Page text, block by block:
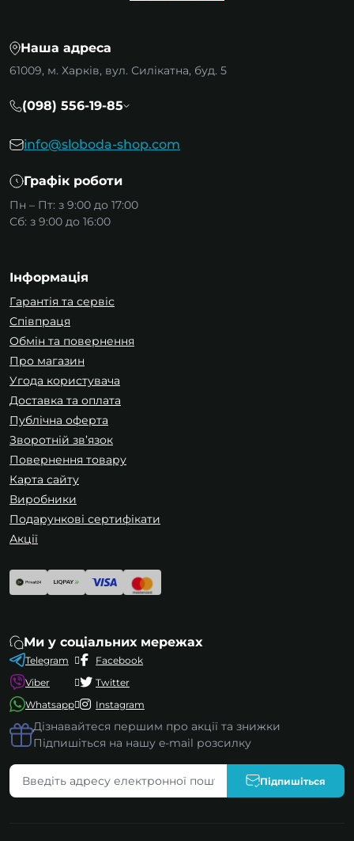
Наша адреса
61009, м. Харків, вул. Силікатна, буд. 5
(098) 556-19-85
info@sloboda-shop.com
Графік роботи
Пн – Пт: з 9:00 до 17:00
Сб: з 9:00 до 16:00
Інформація
Гарантія та сервіс
Співпраця
Обмін та повернення
Про магазин
Угода користувача
Доставка та оплата
Публічна оферта
Зворотній зв’язок
Повернення товару
Карта сайту
Виробники
Подарункові сертифікати
Акції
Ми у соціальних мережах
Telegram
Viber
Whatsapp
Facebook
Twitter
Instagram
Дізнавайтеся першим про акції та знижки
Підпишіться на нашу e-mail розсилку
Підпишіться